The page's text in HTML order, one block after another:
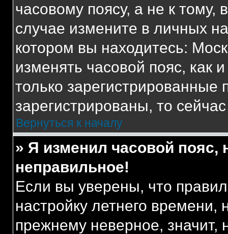
часовому поясу, а не к тому,
случае измените в личных
котором вы находитесь:
изменять часовой пояс, как
только
зарегистрированы, то
Вернуться к началу
» Я изменил часовой пояс,
неправильное!
Если вы уверены, что
настройку летнего
прежнему неверное, значит,